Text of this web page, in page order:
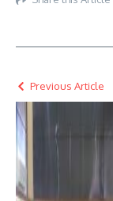
Previous Article